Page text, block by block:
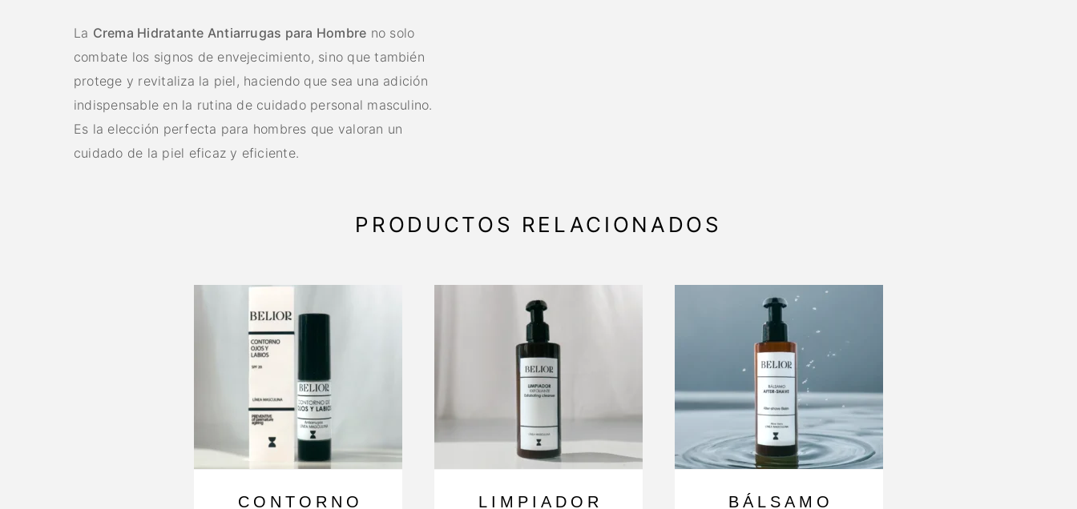
La Crema Hidratante Antiarrugas para Hombre no solo
combate los signos de envejecimiento, sino que también
protege y revitaliza la piel, haciendo que sea una adición
indispensable en la rutina de cuidado personal masculino.
Es la elección perfecta para hombres que valoran un
cuidado de la piel eficaz y eficiente.
PRODUCTOS RELACIONADOS
CONTORNO LIMPIADOR BÁLSAMO